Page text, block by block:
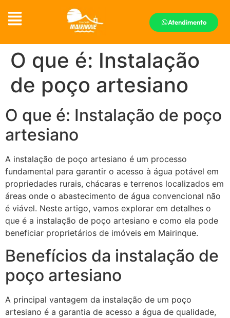
Atendimento
O que é: Instalação
de poço artesiano
O que é: Instalação de poço
artesiano
A instalação de poço artesiano é um processo
fundamental para garantir o acesso à água potável em
propriedades rurais, chácaras e terrenos localizados em
áreas onde o abastecimento de água convencional não
é viável. Neste artigo, vamos explorar em detalhes o
que é a instalação de poço artesiano e como ela pode
beneficiar proprietários de imóveis em Mairinque.
Benefícios da instalação de
poço artesiano
A principal vantagem da instalação de um poço
artesiano é a garantia de acesso a água de qualidade,